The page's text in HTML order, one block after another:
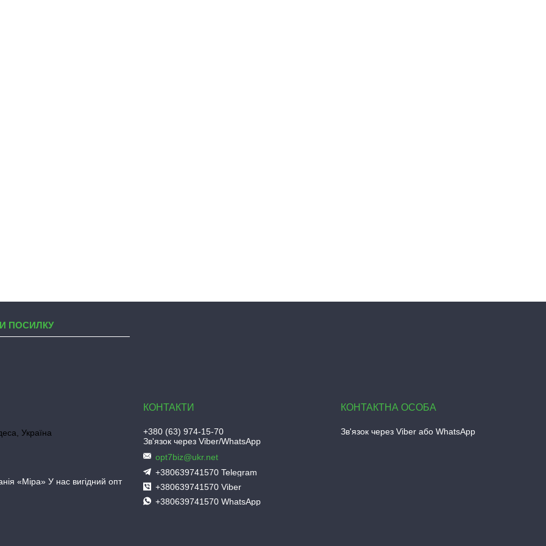
ПОСИЛКУ
Україна
«Міра» У нас вигідний опт
+380 (63) 974-15-70
Зв'язок через Viber/WhatsApp
opt7biz@ukr.net
+380639741570 Telegram
+380639741570 Viber
+380639741570 WhatsApp
Зв'язок через Viber або WhatsApp